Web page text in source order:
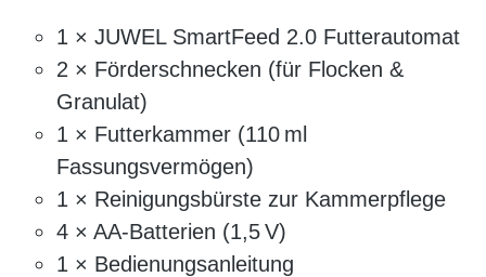
1 × JUWEL SmartFeed 2.0 Futterautomat
2 × Förderschnecken (für Flocken &
Granulat)
1 × Futterkammer (110 ml
Fassungsvermögen)
1 × Reinigungsbürste zur Kammerpflege
4 × AA-Batterien (1,5 V)
1 × Bedienungsanleitung